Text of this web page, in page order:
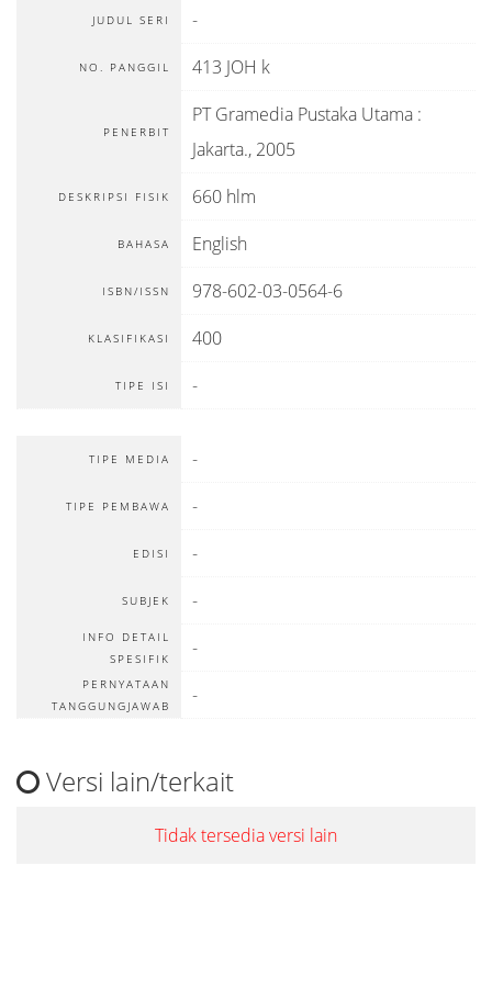
JUDUL SERI -
NO. PANGGIL 413 JOH k
PENERBIT
PT Gramedia Pustaka Utama :
Jakarta., 2005
DESKRIPSI FISIK 660 hlm
BAHASA English
ISBN/ISSN 978-602-03-0564-6
KLASIFIKASI 400
TIPE ISI -
TIPE MEDIA -
TIPE PEMBAWA -
EDISI -
SUBJEK -
INFO DETAIL
SPESIFIK
-
PERNYATAAN
TANGGUNGJAWAB
-
Versi lain/terkait
Tidak tersedia versi lain